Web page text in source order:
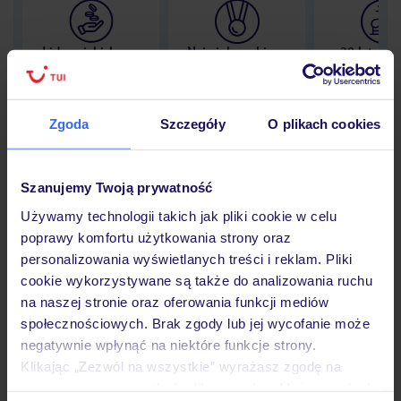
Zgoda Szczegóły O plikach cookies
Szanujemy Twoją prywatność
Używamy technologii takich jak pliki cookie w celu
poprawy komfortu użytkowania strony oraz
personalizowania wyświetlanych treści i reklam. Pliki
cookie wykorzystywane są także do analizowania ruchu
na naszej stronie oraz oferowania funkcji mediów
społecznościowych. Brak zgody lub jej wycofanie może
negatywnie wpłynąć na niektóre funkcje strony.
Klikając „Zezwól na wszystkie” wyrażasz zgodę na
Lider niskich cen
Największe biuro
30 lat w
Hotel
Opinie
Pokoje